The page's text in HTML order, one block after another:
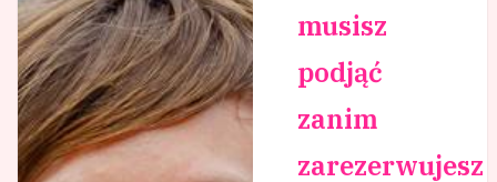
musisz
podjąć
zanim
zarezerwujesz